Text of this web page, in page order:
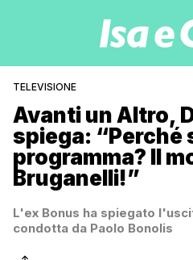
TELEVISIONE
Avanti un Altro,
spiega: “Perché
programma? Il
Bruganelli!”
L'ex Bonus ha spiegato
condotta da Paolo Bonolis